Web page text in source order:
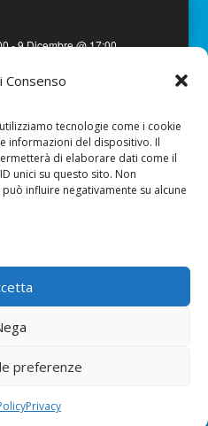
Consenso
tecnologie come i cookie
informazioni del dispositivo. Il
di elaborare dati come il
unici su questo sito. Non
influire negativamente su alcune
preferenze
Privacy
-9 Dicembre @ 17:00